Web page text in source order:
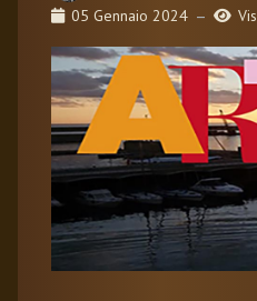
05 Gennaio 2024